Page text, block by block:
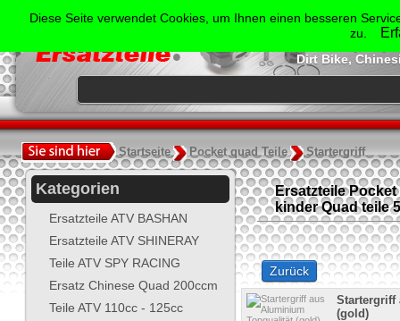
Der Spezialist für
Shineray,
Dirt Bike,
Startseite Pocket quad Teile Startergriff
Kategorien
Ersatzteile ATV BASHAN
Ersatzteile ATV SHINERAY
Teile ATV SPY RACING
Ersatz Chinese Quad 200ccm
Teile ATV 110cc - 125cc
Ersatzteile
kinder Quad teile
Zurück
Startergriff
(gold)
Diese Seite verwendet Cookies, um Ihnen einen besseren
zu.